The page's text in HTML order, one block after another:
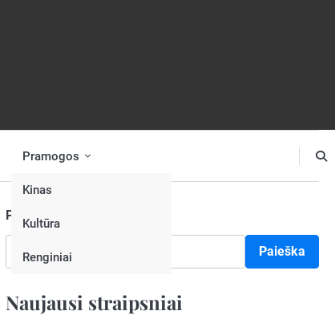
Pramogos
Kinas
Kultūra
Renginiai
Paieška
Paieška
Naujausi straipsniai